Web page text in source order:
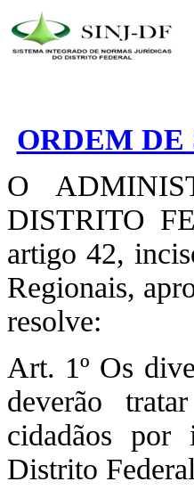
ORDEM DE
O
DISTRITO
artigo 42,
Regionais,
resolve:
Art. 1º Os
deverão
cidadãos por
Distrito